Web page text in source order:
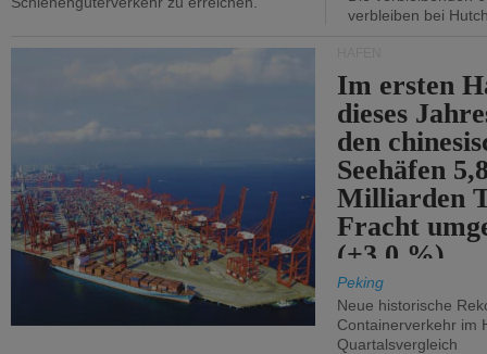
verbleiben bei
Im ersten
dieses
den
Seehäfen
Milliarden
Fracht
(+3,0 %).
Peking
Neue historische
Containerverkehr im
Quartalsvergleich